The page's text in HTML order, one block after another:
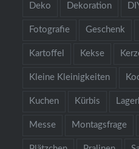
Deko Dekoration
Fotografie Geschenk
Kartoffel Kekse
Kleine Kleinigkeiten
Kuchen Kürbis
Messe Montagsfrage